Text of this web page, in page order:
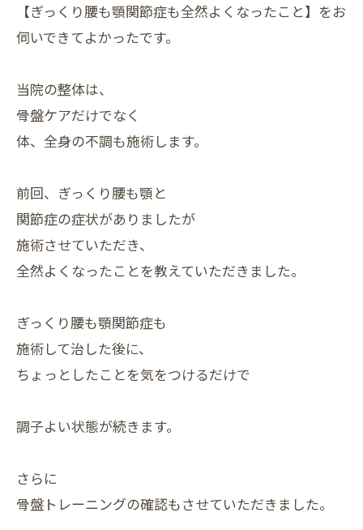
【ぎっくり腰も顎関節症も全然よくなったこと】をお
伺いできてよかったです。
当院の整体は、
骨盤ケアだけでなく
体、全身の不調も施術します。
前回、ぎっくり腰も顎と
関節症の症状がありましたが
施術させていただき、
全然よくなったことを教えていただきました。
ぎっくり腰も顎関節症も
施術して治した後に、
ちょっとしたことを気をつけるだけで
調子よい状態が続きます。
さらに
骨盤トレーニングの確認もさせていただきました。